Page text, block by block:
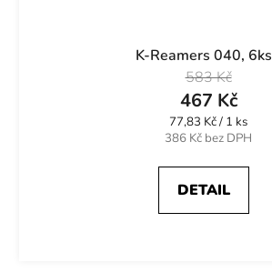
K-Reamers 040, 6ks
386 Kč bez DPH
467 Kč
583 Kč
Měrná
cena:
77,83 Kč / 1 ks
DETAIL